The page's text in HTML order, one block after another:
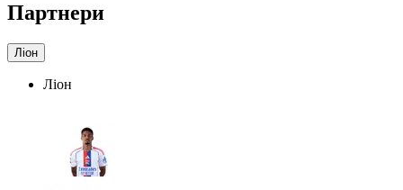
Партнери
Ліон
Ліон